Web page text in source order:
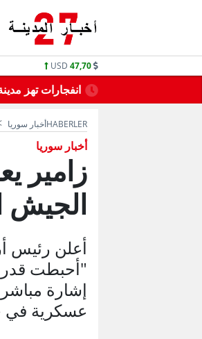
USD 47,70
كتاب من وزارة التربية
HABERLERأخبار سوريا
أخبار سوريا
زامير
الجيش
أعلن رئيس
"أحبطت
إشارة
عسكرية في